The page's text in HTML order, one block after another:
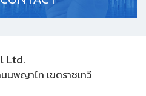
Ltd.
นพญาไท เขตราชเทวี